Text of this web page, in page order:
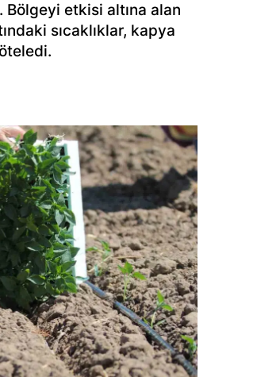
Bölgeyi etkisi altına alan
sıcaklıklar, kapya